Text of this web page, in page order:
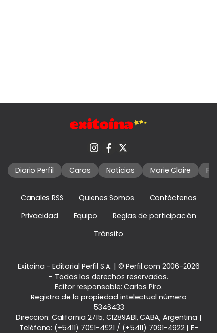
Diario Perfil Caras Noticias Marie Claire
Canales RSS Quienes Somos
Contáctenos
Privacidad
Equipo
Reglas de participación
Tránsito
Exitoina - Editorial Perfil S.A. | © Perfil.com 2006-2026
- Todos los derechos reservados.
Editor responsable: Carlos Piro.
Registro de la propiedad intelectual número
5346433
Dirección: California 2715, C1289ABI, CABA, Argentina |
Teléfono: (+5411) 7091-4921 / (+5411) 7091-4922| E-